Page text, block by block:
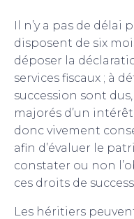
Il n’y a pas de délai
disposent de six
déposer la
services fiscaux ; à
succession sont
majorés d’un
donc vivement
afin d’évaluer le
constater ou non
ces droits de
Les héritiers